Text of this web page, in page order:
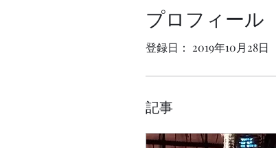
プロフィール
登録日： 2019年10月28日
記事